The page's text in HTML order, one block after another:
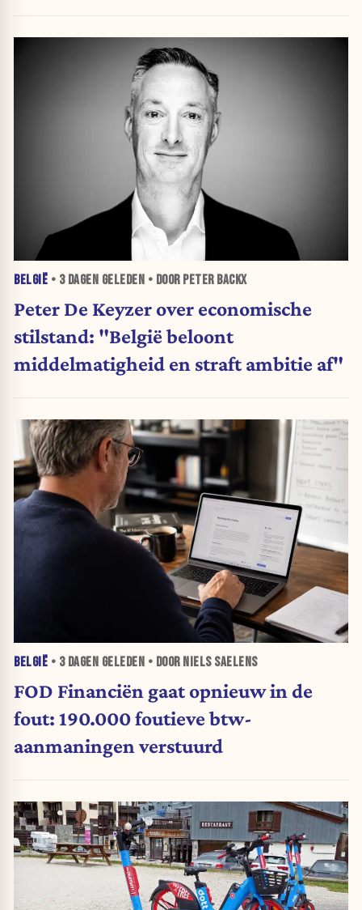
BELGIË • 3 DAGEN GELEDEN • DOOR PETER BACKX
Peter De Keyzer over economische
stilstand: "België beloont
middelmatigheid en straft ambitie af"
BELGIË • 3 DAGEN GELEDEN • DOOR NIELS SAELENS
FOD Financiën gaat opnieuw in de
fout: 190.000 foutieve btw-
aanmaningen verstuurd